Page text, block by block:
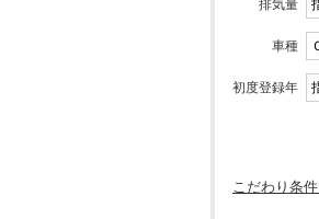
排気量
車種
初度登録年
こだわり条